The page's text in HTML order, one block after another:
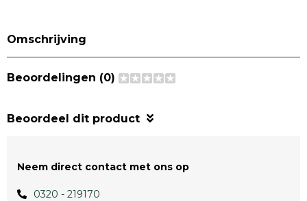
Omschrijving
Beoordelingen (0)
Beoordeel dit product
Neem direct contact met ons op
0320 - 219170